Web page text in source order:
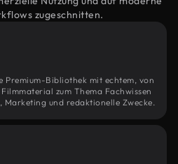
zugeschnitten.
Premium-Bibliothek mit echtem, von
zum Thema Fachwissen
und redaktionelle Zwecke.